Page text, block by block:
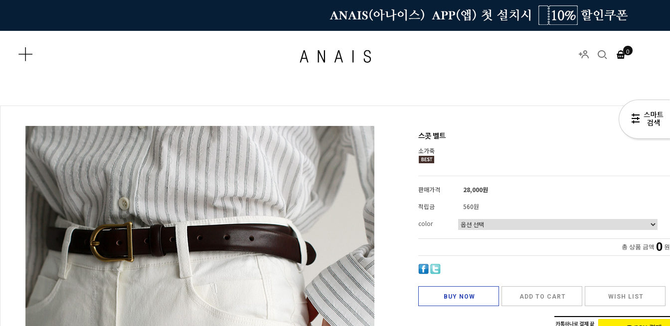
0
스콧 벨트
소가죽
판매가격
28,000원
적립금
560원
color
총 상품 금액 0 원
BUY NOW ADD TO CART WISH LIST